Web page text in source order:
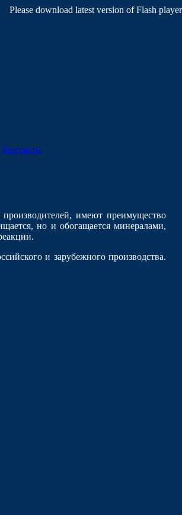
Please download latest version of Flash player
Контакты
имеют преимущество
но и обогащается минералами,
и зарубежного производства.